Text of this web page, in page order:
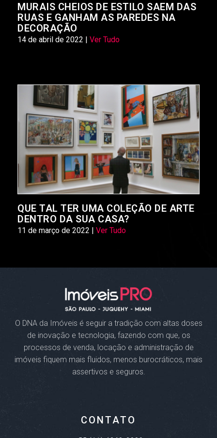
MURAIS CHEIOS DE ESTILO SAEM DAS
RUAS E GANHAM AS PAREDES NA
DECORAÇÃO
14 de abril de 2022 | Ver Tudo
QUE TAL TER UMA COLEÇÃO DE ARTE
DENTRO DA SUA CASA?
11 de março de 2022 | Ver Tudo
O DNA da Imóveis é seguir a tradição com altas doses
de inovação e tecnologia, fazendo com que, os
processos de venda, locação e administração de
imóveis fiquem mais fluidos, menos burocráticos, mais
assertivos e seguros.
CONTATO